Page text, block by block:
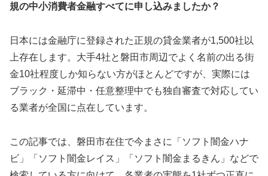
規の中小消費者金融すべてに申し込みましたか？
日本には金融庁に登録された正規の貸金業者が1,500社以
上存在します。大手4社と磐田市周辺でよく名前の出る街
金10社程度しか知らない方がほとんどですが、実際には
ブラック・延滞中・任意整理中でも独自審査で対応してい
る業者が全国に点在しています。
この記事では、磐田市在住で今まさに「ソフト闇金ハナ
ビ」「ソフト闇金レイス」「ソフト闇金まるきん」などで